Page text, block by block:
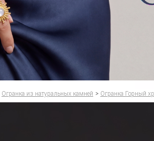
Огранка из натуральных камней > Огранка Горный